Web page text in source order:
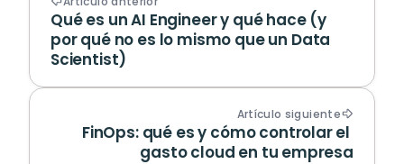
Qué es un AI Engineer y qué hace (y
por qué no es lo mismo que un Data
Scientist)
Artículo siguiente
FinOps: qué es y cómo controlar el
gasto cloud en tu empresa